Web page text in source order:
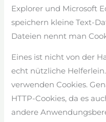
Explorer und Microsoft
speichern kleine Text-
Dateien nennt man
Eines ist nicht von der
echt nützliche
verwenden Cookies.
HTTP-Cookies, da es
andere